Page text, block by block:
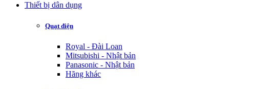
Thiết bị dân dụng
Quạt điện
Royal - Đài Loan
Mitsubishi - Nhật bản
Panasonic - Nhật bản
Hãng khác